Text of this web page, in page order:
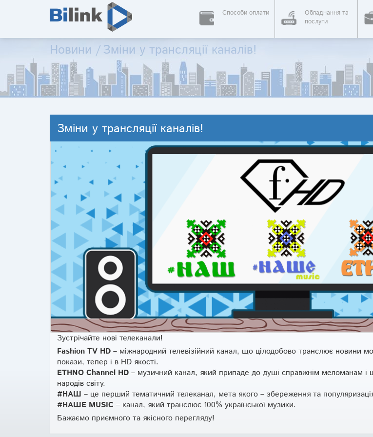
Способи оплати
Обладнання та
послуги
Новини /Зміни у трансляції каналів!
Зміни у трансляції каналів!
Зустрічайте нові телеканали!
Fashion TV HD – міжнародний телевізійний канал, що цілодобово транслює новини
покази, тепер і в HD якості.
ETHNO Channel HD – музичний канал, який припаде до душі справжнім меломанам і
народів світу.
#НАШ – це перший тематичний телеканал, мета якого – збереження та
#НАШЕ MUSIC – канал, який транслює 100% української музики.
Бажаємо приємного та якісного перегляду!